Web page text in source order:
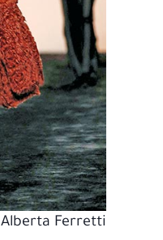
Alberta Ferretti